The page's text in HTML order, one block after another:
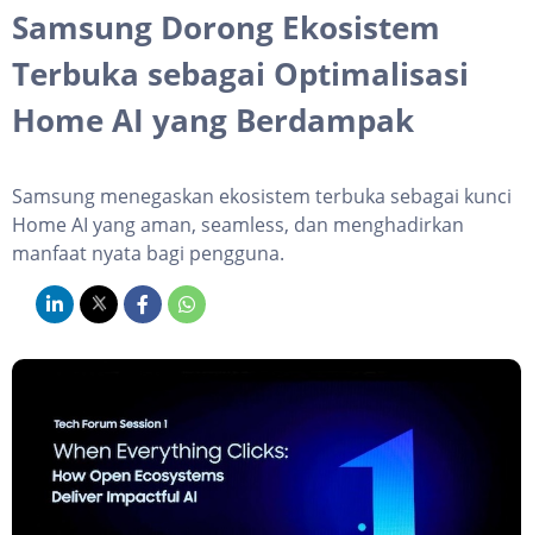
Samsung Dorong Ekosistem
Terbuka sebagai Optimalisasi
Home AI yang Berdampak
Samsung menegaskan ekosistem terbuka sebagai kunci
Home AI yang aman, seamless, dan menghadirkan
manfaat nyata bagi pengguna.